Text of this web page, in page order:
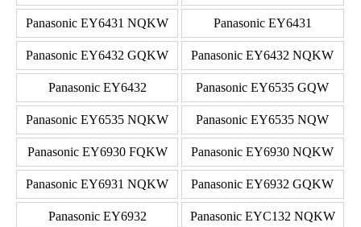
Panasonic EY6431 NQKW Panasonic EY6431
Panasonic EY6432 GQKW Panasonic EY6432 NQKW
Panasonic EY6432 Panasonic EY6535 GQW
Panasonic EY6535 NQKW Panasonic EY6535 NQW
Panasonic EY6930 FQKW Panasonic EY6930 NQKW
Panasonic EY6931 NQKW Panasonic EY6932 GQKW
Panasonic EY6932 Panasonic EYC132 NQKW